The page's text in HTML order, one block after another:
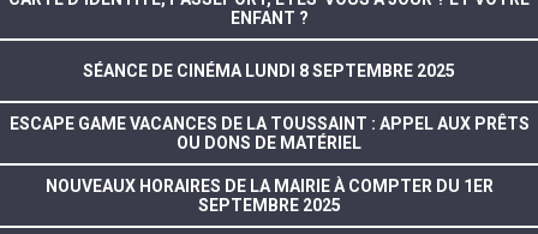
ENFANT ?
SÉANCE DE CINÉMA LUNDI 8 SEPTEMBRE 2025
ESCAPE GAME VACANCES DE LA TOUSSAINT : APPEL AUX PRÊTS
OU DONS DE MATÉRIEL
NOUVEAUX HORAIRES DE LA MAIRIE À COMPTER DU 1ER
SEPTEMBRE 2025